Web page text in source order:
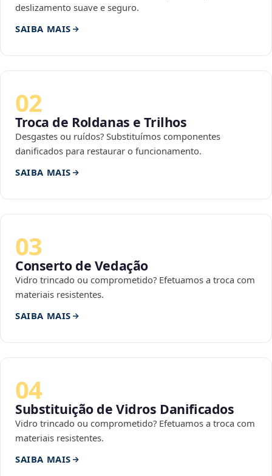
deslizamento suave e seguro.
SAIBA MAIS
02
Troca de Roldanas e Trilhos
Desgastes ou ruídos? Substituímos componentes
danificados para restaurar o funcionamento.
SAIBA MAIS
03
Conserto de Vedação
Vidro trincado ou comprometido? Efetuamos a troca com
materiais resistentes.
SAIBA MAIS
04
Substituição de Vidros Danificados
Vidro trincado ou comprometido? Efetuamos a troca com
materiais resistentes.
SAIBA MAIS